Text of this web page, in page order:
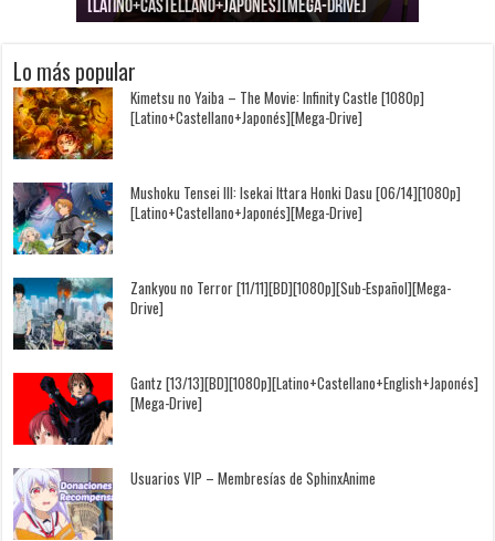
[Latino+Castellano+Japonés][Mega-Drive]
[Latino+Japonés][Mega-Drive]
[Latino+Castellano+Japonés][Mega-Drive]
[1080p][Sub-Español][Mega-Drive]
[Castellano+English+Japonés][Mega-Drive]
[1080p][Sub-Español][Mega-Drive]
Lo más popular
Kimetsu no Yaiba – The Movie: Infinity Castle [1080p]
[Latino+Castellano+Japonés][Mega-Drive]
Mushoku Tensei III: Isekai Ittara Honki Dasu [06/14][1080p]
[Latino+Castellano+Japonés][Mega-Drive]
Zankyou no Terror [11/11][BD][1080p][Sub-Español][Mega-
Drive]
Gantz [13/13][BD][1080p][Latino+Castellano+English+Japonés]
[Mega-Drive]
Usuarios VIP – Membresías de SphinxAnime